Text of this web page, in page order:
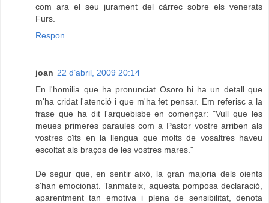
com ara el seu jurament del càrrec sobre els venerats
Furs.
Respon
joan 22 d’abril, 2009 20:14
En l'homilia que ha pronunciat Osoro hi ha un detall que
m'ha cridat l'atenció i que m'ha fet pensar. Em referisc a la
frase que ha dit l'arquebisbe en començar: "Vull que les
meues primeres paraules com a Pastor vostre arriben als
vostres oïts en la llengua que molts de vosaltres haveu
escoltat als braços de les vostres mares."
De segur que, en sentir això, la gran majoria dels oients
s'han emocionat. Tanmateix, aquesta pomposa declaració,
aparentment tan emotiva i plena de sensibilitat, denota